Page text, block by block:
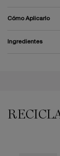
Cómo Aplicarlo
Ingredientes